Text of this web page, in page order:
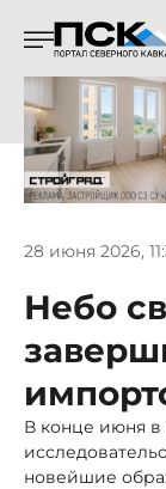
28 июня 2026,
Небо
В конце июня в
новейшие